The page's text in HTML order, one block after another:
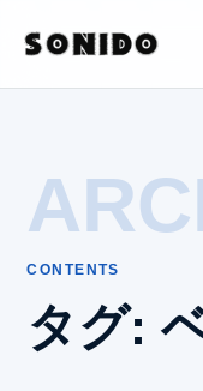
CONTENTS
タグ: